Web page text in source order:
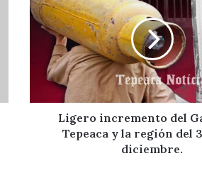
del
Gas
Tepeaca
la
Ligero incremento del
Tepeaca y la región del
diciembre.